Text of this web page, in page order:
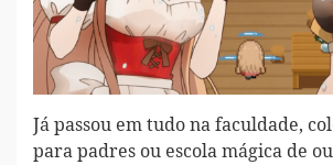
Já passou em tudo na faculdade,
para padres ou escola mágica de